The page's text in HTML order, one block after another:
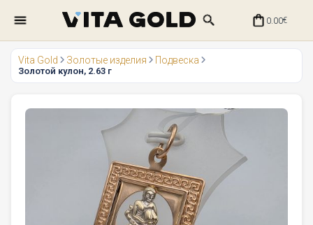
0.00€
Vita Gold Золотые изделия Подвеска
Золотой кулон, 2.63 г